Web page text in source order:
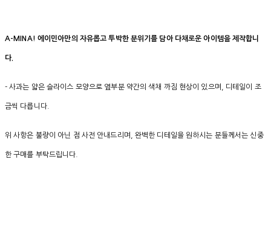
A-MINA! 에이민아만의 자유롭고 투박한 분위기를 담아 다채로운 아이템을 제작합니
다.
- 사과는 얇은 슬라이스 모양으로 옆부분 약간의 색채 까짐 현상이 있으며, 디테일이 조
금씩 다릅니다.
위 사항은 불량이 아닌 점 사전 안내드리며, 완벽한 디테일을 원하시는 분들께서는 신중
한 구매를 부탁드립니다.